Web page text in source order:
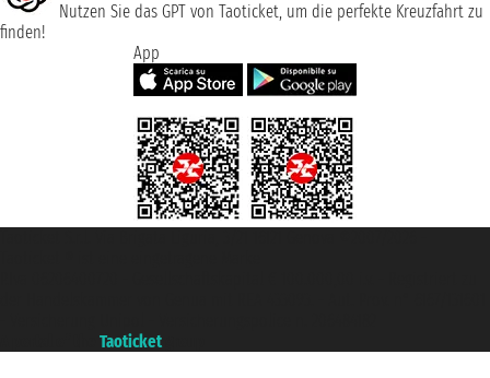
Nutzen Sie das GPT von Taoticket, um die perfekte Kreuzfahrt zu
finden!
App
Taoticket